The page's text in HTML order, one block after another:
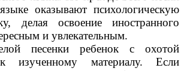
оказывают психологическую
делая освоение иностранного
и увлекательным.
песенки ребенок с охотой
к изученному материалу. Если